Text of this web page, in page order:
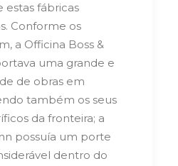
estas fábricas
Conforme os
a Officina Boss &
uma grande e
de obras em
também os seus
da fronteira; a
possuía um porte
dentro do